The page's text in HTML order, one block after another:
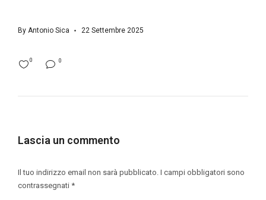
By Antonio Sica 22 Settembre 2025
0
0
Lascia un commento
Il tuo indirizzo email non sarà pubblicato. I campi obbligatori sono
contrassegnati *